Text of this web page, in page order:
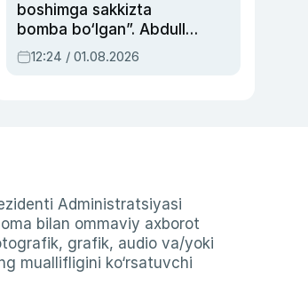
boshimga sakkizta
bomba bo‘lgan”. Abdulla
Oripovni siyosiy
ayblovlardan asrab
12:24 / 01.08.2026
Administratsiyasi
bilan ommaviy axborot
grafik, audio va/yoki
muallifligini ko‘rsatuvchi